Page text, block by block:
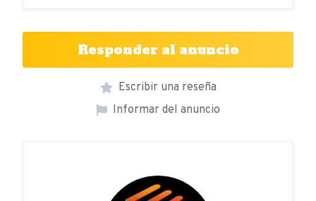
Responder al anuncio
Escribir una reseña
Informar del anuncio